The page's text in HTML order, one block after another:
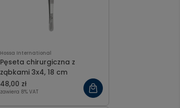
Hossa International
Pęseta chirurgiczna z
ząbkami 3x4, 18 cm
48,00 zł
zawiera 8% VAT